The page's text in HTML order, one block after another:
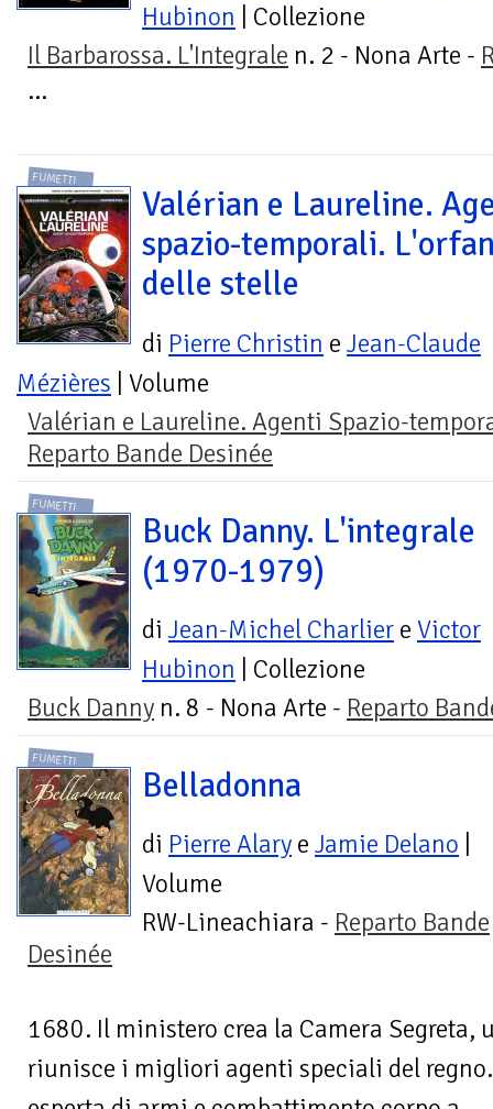
Hubinon | Collezione
Il Barbarossa. L'Integrale n. 2 - Nona Arte -
...
FUMETTI
Valérian e Laureline.
spazio-temporali.
delle stelle
di Pierre Christin e Jean-Claude
Mézières | Volume
Valérian e Laureline. Agenti Spazio-
Reparto Bande Desinée
FUMETTI
Buck Danny. L'integrale
(1970-1979)
di Jean-Michel Charlier e Victor
Hubinon | Collezione
Buck Danny n. 8 - Nona Arte - Reparto
FUMETTI
Belladonna
di Pierre Alary e Jamie Delano
Volume
RW-Lineachiara - Reparto Bande
Desinée
1680. Il ministero crea la Camera Segreta,
riunisce i migliori agenti speciali del